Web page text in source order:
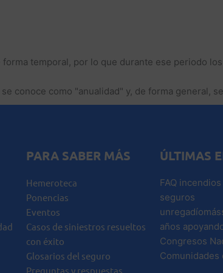
temporal, por lo que durante ese periodo
conoce como "anualidad" y, de forma general,
PARA SABER MÁS
Hemeroteca
Ponencias
Eventos
Casos de siniestros resueltos
con éxito
Glosarios del seguro
Preguntas y respuestas
ÚLTIMAS
FAQ
seguros
años
Congresos
Comunidades